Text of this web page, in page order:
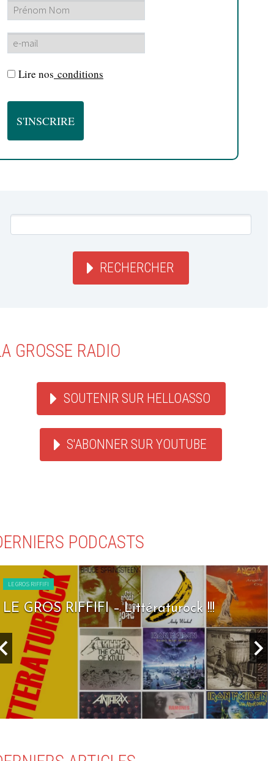
Lire nos conditions
RECHERCHER
GROSSE RADIO
SOUTENIR SUR HELLOASSO
S'ABONNER SUR YOUTUBE
PODCASTS
LE GROS RIFFIFI
LE GROS RIFFIFI – Littératurock !!!